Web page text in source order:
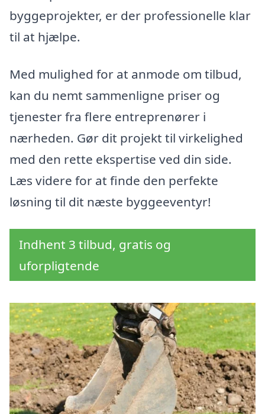
byggeprojekter, er der professionelle klar
til at hjælpe.
Med mulighed for at anmode om tilbud,
kan du nemt sammenligne priser og
tjenester fra flere entreprenører i
nærheden. Gør dit projekt til virkelighed
med den rette ekspertise ved din side.
Læs videre for at finde den perfekte
løsning til dit næste byggeeventyr!
Indhent 3 tilbud, gratis og
uforpligtende